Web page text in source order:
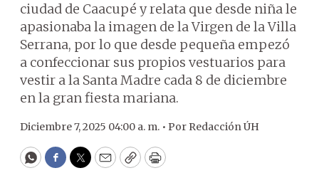
ciudad de Caacupé y relata que desde niña le
apasionaba la imagen de la Virgen de la Villa
Serrana, por lo que desde pequeña empezó
a confeccionar sus propios vestuarios para
vestir a la Santa Madre cada 8 de diciembre
en la gran fiesta mariana.
Diciembre 7, 2025 04:00 a. m. • Por Redacción ÚH
WhatsApp
Facebook
Twitter
EmailCopyPrint